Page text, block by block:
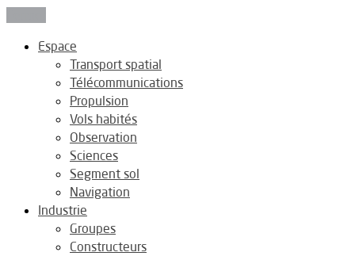
Espace
Transport spatial
Télécommunications
Propulsion
Vols habités
Observation
Sciences
Segment sol
Navigation
Industrie
Groupes
Constructeurs